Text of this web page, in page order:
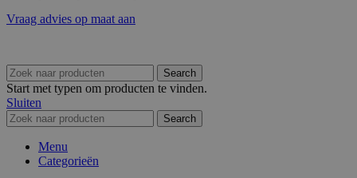
Vraag advies op maat aan
Search
Start met typen om producten te vinden.
Sluiten
Search
Menu
Categorieën